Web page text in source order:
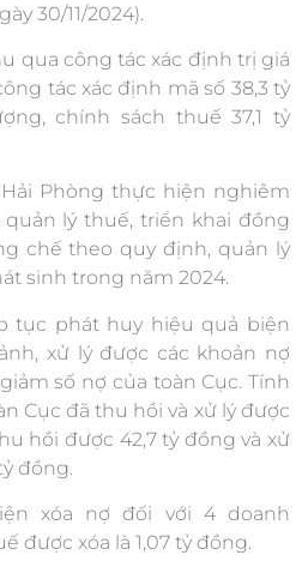
30/11/2024).
qua công tác xác định trị giá
tác xác định mã số 38,3 tỷ
chính sách thuế 37,1 tỷ
Phòng thực hiện nghiêm
lý thuế, triển khai đồng
chế theo quy định, quản lý
sinh trong năm 2024.
tục phát huy hiệu quả biện
xử lý được các khoản nợ
số nợ của toàn Cục. Tính
Cục đã thu hồi và xử lý được
hồi được 42,7 tỷ đồng và xử
đồng.
xóa nợ đối với 4 doanh
được xóa là 1,07 tỷ đồng.